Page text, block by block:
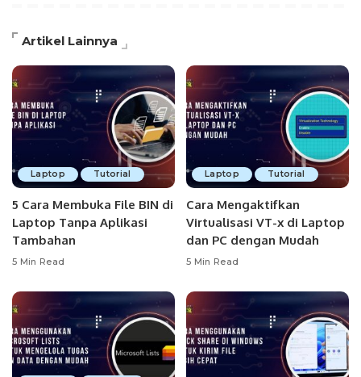
Artikel Lainnya
Laptop Tutorial
5 Cara Membuka File BIN di
Laptop Tanpa Aplikasi
Tambahan
5 Min Read
Laptop Tutorial
Cara Mengaktifkan
Virtualisasi VT-x di Laptop
dan PC dengan Mudah
5 Min Read